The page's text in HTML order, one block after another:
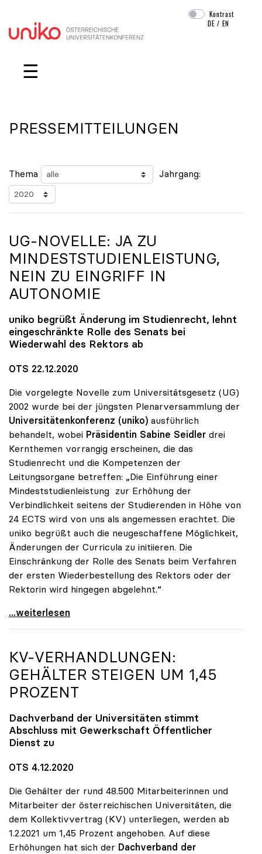
Navigation überspringen
Kontrast
DE /EN
☰
PRESSEMITTEILUNGEN
Thema Jahrgang:
UG-NOVELLE: JA ZU
MINDESTSTUDIENLEISTUNG,
NEIN ZU EINGRIFF IN
AUTONOMIE
uniko begrüßt Änderung im Studienrecht, lehnt
eingeschränkte Rolle des Senats bei
Wiederwahl des Rektors ab
OTS 22.12.2020
Die vorgelegte Novelle zum Universitätsgesetz (UG)
2002 wurde bei der jüngsten Plenarversammlung der
Universitätenkonferenz (uniko) ausführlich
behandelt, wobei Präsidentin Sabine Seidler drei
Kernthemen vorrangig erscheinen, die das
Studienrecht und die Kompetenzen der
Leitungsorgane betreffen: „Die Einführung einer
Mindeststudienleistung zur Erhöhung der
Verbindlichkeit seitens der Studierenden in Höhe von
24 ECTS wird von uns als angemessen erachtet. Die
uniko begrüßt auch die neugeschaffene Möglichkeit,
Änderungen der Curricula zu initiieren. Die
Einschränkung der Rolle des Senats beim Verfahren
der ersten Wiederbestellung des Rektors oder der
Rektorin wird hingegen abgelehnt.“
UG-Novelle: Ja zu Mindeststudienleistung, nein zu
...weiterlesen
KV-VERHANDLUNGEN:
GEHÄLTER STEIGEN UM 1,45
PROZENT
Dachverband der Universitäten stimmt
Abschluss mit Gewerkschaft Öffentlicher
Dienst zu
OTS 4.12.2020
Die Gehälter der rund 48.500 Mitarbeiterinnen und
Mitarbeiter der österreichischen Universitäten, die
dem Kollektivvertrag (KV) unterliegen, werden ab
1.2.2021 um 1,45 Prozent angehoben. Auf diese
Erhöhungen hat sich der Dachverband der